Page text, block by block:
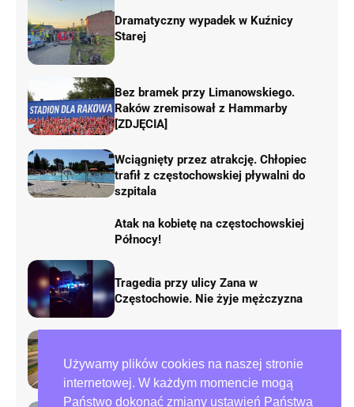
Używamy plików cookies na naszej stronie
internetowej. W każdym momencie mogą
Państwo dokonać zmiany ustawień Państwa
Dramatyczny wypadek w Kuźnicy
Starej
Bez bramek przy Limanowskiego.
Raków zremisował z Hammarby
[ZDJĘCIA]
Wciągnięty przez atrakcję. Chłopiec
trafił z częstochowskiej pływalni do
szpitala
Atak na kobietę na częstochowskiej
Północy!
Tragedia przy ulicy Zana w
Częstochowie. Nie żyje mężczyzna
autostradzie A1. Będą duże zmiany w
ruchu